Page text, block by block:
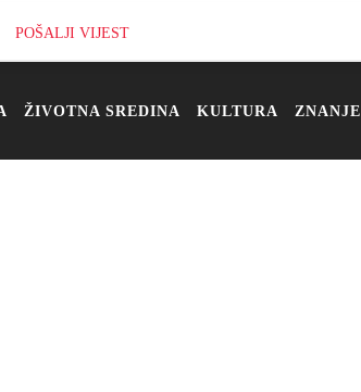
POŠALJI VIJEST
ŽIVOTNA SREDINA KULTURA ZNANJE